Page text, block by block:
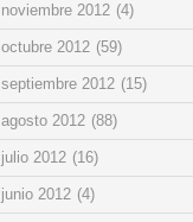
noviembre 2012 (4)
octubre 2012 (59)
septiembre 2012 (15)
agosto 2012 (88)
julio 2012 (16)
junio 2012 (4)